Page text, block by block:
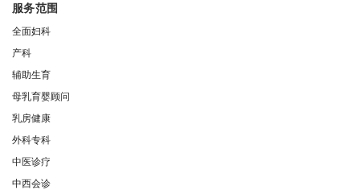
服务范围
全面妇科
产科
辅助生育
母乳育婴顾问
乳房健康
外科专科
中医诊疗
中西会诊